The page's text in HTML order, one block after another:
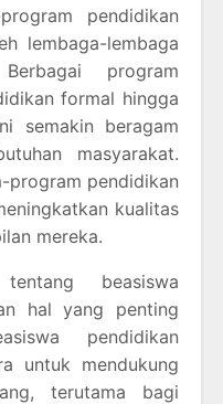
pendidikan
lembaga-lembaga
program
formal hingga
semakin beragam
masyarakat.
program pendidikan
kualitas
mereka.
beasiswa
hal yang penting
pendidikan
untuk mendukung
terutama bagi